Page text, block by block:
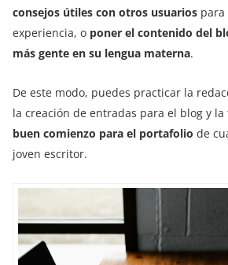
consejos útiles con otros usuarios para
experiencia, o poner el contenido del
más gente en su lengua materna.
De este modo, puedes practicar la
la creación de entradas para el blog y la
buen comienzo para el portafolio de
joven escritor.